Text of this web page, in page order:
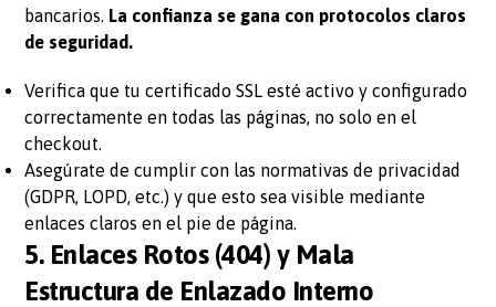
bancarios. La confianza se gana con protocolos claros
de seguridad.
Verifica que tu certificado SSL esté activo y configurado
correctamente en todas las páginas, no solo en el
checkout.
Asegúrate de cumplir con las normativas de privacidad
(GDPR, LOPD, etc.) y que esto sea visible mediante
enlaces claros en el pie de página.
5. Enlaces Rotos (404) y Mala
Estructura de Enlazado Interno